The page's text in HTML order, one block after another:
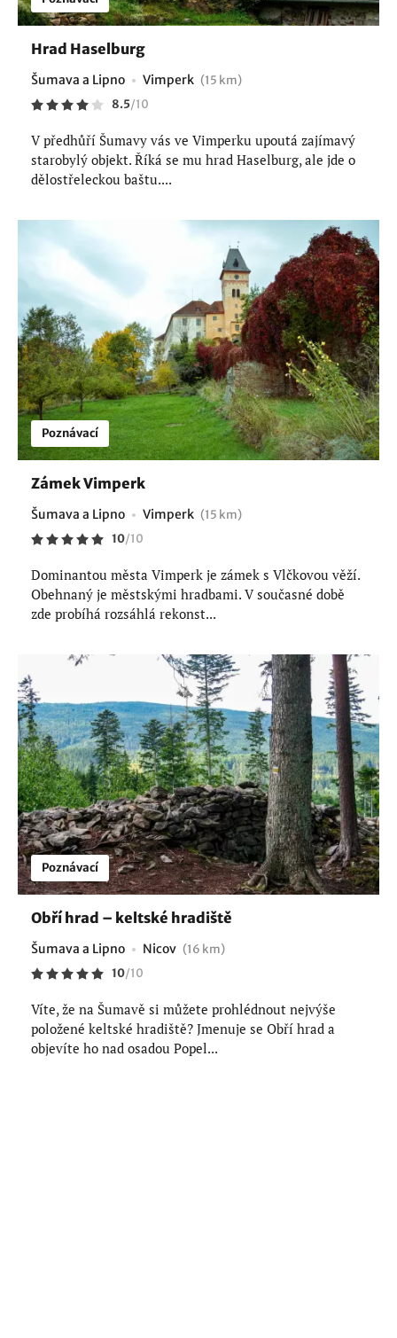
Hrad Haselburg
Šumava a Lipno Vimperk (15 km)
8.5/10
V předhůří Šumavy vás ve Vimperku upoutá zajímavý
starobylý objekt. Říká se mu hrad Haselburg, ale jde o
dělostřeleckou baštu....
Poznávací
Zámek Vimperk
Šumava a Lipno Vimperk (15 km)
10/10
Dominantou města Vimperk je zámek s Vlčkovou věží.
Obehnaný je městskými hradbami. V současné době
zde probíhá rozsáhlá rekonst...
Poznávací
Obří hrad – keltské hradiště
Šumava a Lipno Nicov (16 km)
10/10
Víte, že na Šumavě si můžete prohlédnout nejvýše
položené keltské hradiště? Jmenuje se Obří hrad a
objevíte ho nad osadou Popel...